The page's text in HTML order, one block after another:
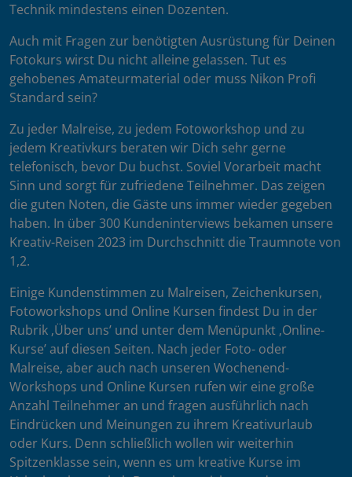
Technik mindestens einen Dozenten.
Auch mit Fragen zur benötigten Ausrüstung für Deinen
Fotokurs wirst Du nicht alleine gelassen. Tut es
gehobenes Amateurmaterial oder muss Nikon Profi
Standard sein?
Zu jeder Malreise, zu jedem Fotoworkshop und zu
jedem Kreativkurs beraten wir Dich sehr gerne
telefonisch, bevor Du buchst. Soviel Vorarbeit macht
Sinn und sorgt für zufriedene Teilnehmer. Das zeigen
die guten Noten, die Gäste uns immer wieder gegeben
haben. In über 300 Kundeninterviews bekamen unsere
Kreativ-Reisen 2023 im Durchschnitt die Traumnote von
1,2.
Einige Kundenstimmen zu Malreisen, Zeichenkursen,
Fotoworkshops und Online Kursen findest Du in der
Rubrik ‚Über uns’ und unter dem Menüpunkt ‚Online-
Kurse’ auf diesen Seiten. Nach jeder Foto- oder
Malreise, aber auch nach unseren Wochenend-
Workshops und Online Kursen rufen wir eine große
Anzahl Teilnehmer an und fragen ausführlich nach
Eindrücken und Meinungen zu ihrem Kreativurlaub
oder Kurs. Denn schließlich wollen wir weiterhin
Spitzenklasse sein, wenn es um kreative Kurse im